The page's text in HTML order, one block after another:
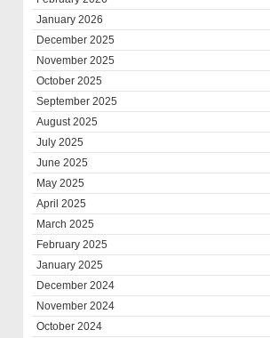
January 2026
December 2025
November 2025
October 2025
September 2025
August 2025
July 2025
June 2025
May 2025
April 2025
March 2025
February 2025
January 2025
December 2024
November 2024
October 2024